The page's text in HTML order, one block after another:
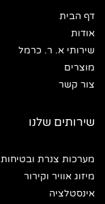
דף הבית
אודות
שירותי א. ר. כרמל
מוצרים
צור קשר
שירותים שלנו
מערכות צנרת ובטיחות
מיזוג אוויר וקירור
אינסטלציה